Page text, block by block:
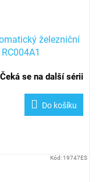
železniční
Čeká se na další sérii
Do košíku
Kód: 19747ES